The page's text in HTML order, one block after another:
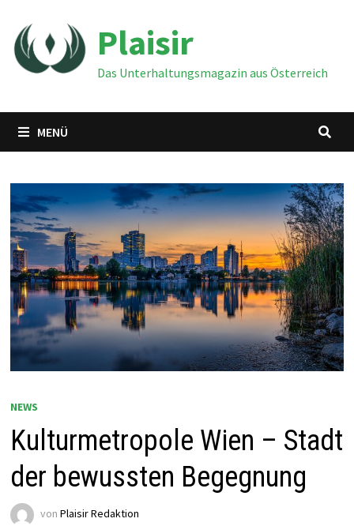
Inhalt
springen
Plaisir
Das Unterhaltungsmagazin aus Österreich
MENÜ
NEWS
Kulturmetropole Wien – Stadt
der bewussten Begegnung
von Plaisir Redaktion